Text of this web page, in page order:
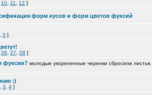
10 11 12 ]
форм кусов и форм цветов фуксий
3 ]
26 27 28 ]
фуксии? молодые укорененные черенки сбросили
:)
3 4 ]